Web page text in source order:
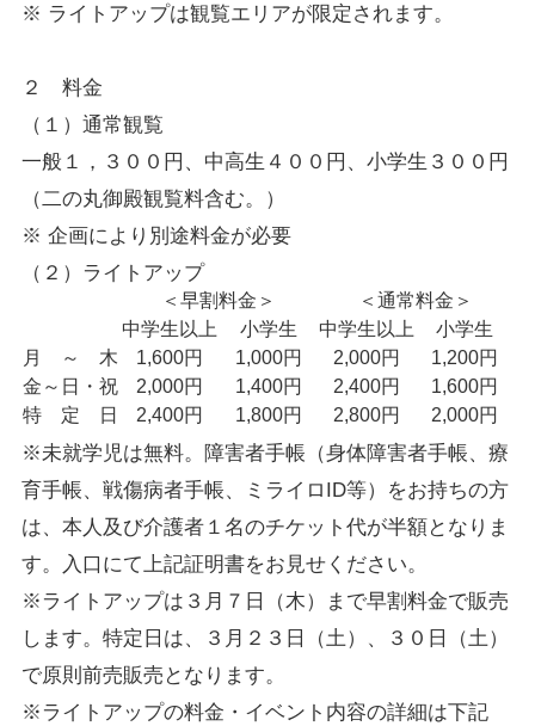
※ ライトアップは観覧エリアが限定されます。
２ 料金
（１）通常観覧
一般１，３００円、中高生４００円、小学生３００円
（二の丸御殿観覧料含む。）
※ 企画により別途料金が必要
（２）ライトアップ
＜早割料金＞
＜通常料金＞
中学生以上
小学生 中学生以上
小学生
月 ～ 木
1,600円 1,000円 2,000円
1,200円
金～日・祝
2,000円 1,400円 2,400円
1,600円
特 定 日
2,400円 1,800円 2,800円 2,000円
※未就学児は無料。障害者手帳（身体障害者手帳、療
育手帳、戦傷病者手帳、ミライロID等）をお持ちの方
は、本人及び介護者１名のチケット代が半額となりま
す。入口にて上記証明書をお見せください。
※ライトアップは３月７日（木）まで早割料金で販売
します。特定日は、３月２３日（土）、３０日（土）
で原則前売販売となります。
※ライトアップの料金・イベント内容の詳細は下記